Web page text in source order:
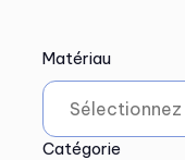
Matériau
Catégorie